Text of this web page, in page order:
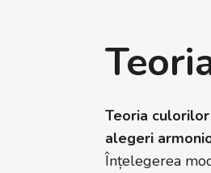
Teoria
alegeri
Înțelegerea